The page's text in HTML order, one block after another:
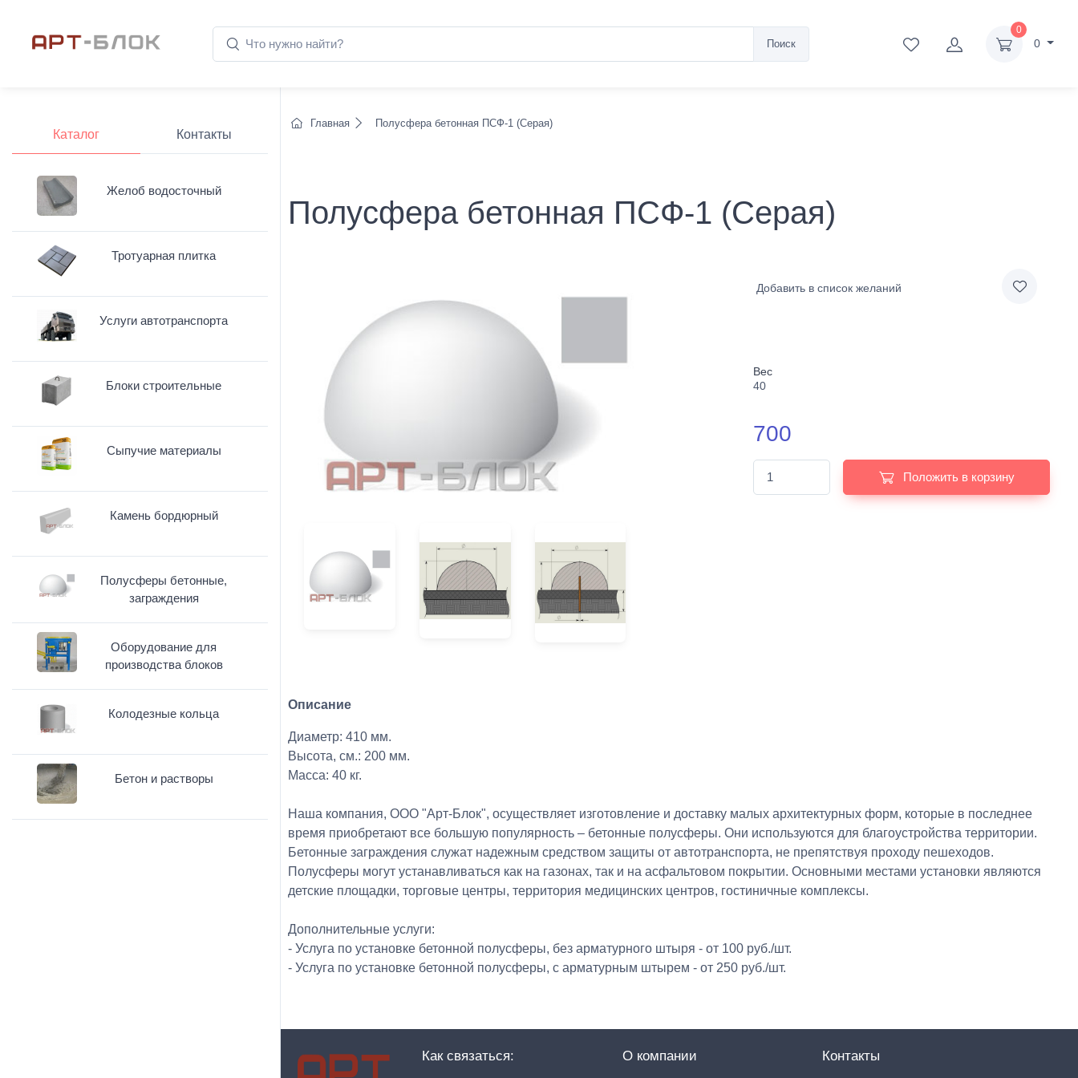
Поиск
0
0
Главная Полусфера бетонная ПСФ-1 (Серая)
Полусфера бетонная ПСФ-1 (Серая)
Добавить в список желаний
Вес
40
700
Положить в корзину
Описание
Диаметр: 410 мм.
Высота, см.: 200 мм.
Масса: 40 кг.
Наша компания, ООО "Арт-Блок", осуществляет изготовление и доставку малых архитектурных форм, которые в последнее
время приобретают все большую популярность – бетонные полусферы. Они используются для благоустройства территории.
Бетонные заграждения служат надежным средством защиты от автотранспорта, не препятствуя проходу пешеходов.
Полусферы могут устанавливаться как на газонах, так и на асфальтовом покрытии. Основными местами установки являются
детские площадки, торговые центры, территория медицинских центров, гостиничные комплексы.
Дополнительные услуги:
- Услуга по установке бетонной полусферы, без арматурного штыря - от 100 руб./шт.
- Услуга по установке бетонной полусферы, с арматурным штырем - от 250 руб./шт.
Каталог Контакты
Желоб водосточный
Тротуарная плитка
Услуги автотранспорта
Блоки строительные
Сыпучие материалы
Камень бордюрный
Полусферы бетонные,
заграждения
Оборудование для
производства блоков
Колодезные кольца
Бетон и растворы
Как связаться: О компании Контакты